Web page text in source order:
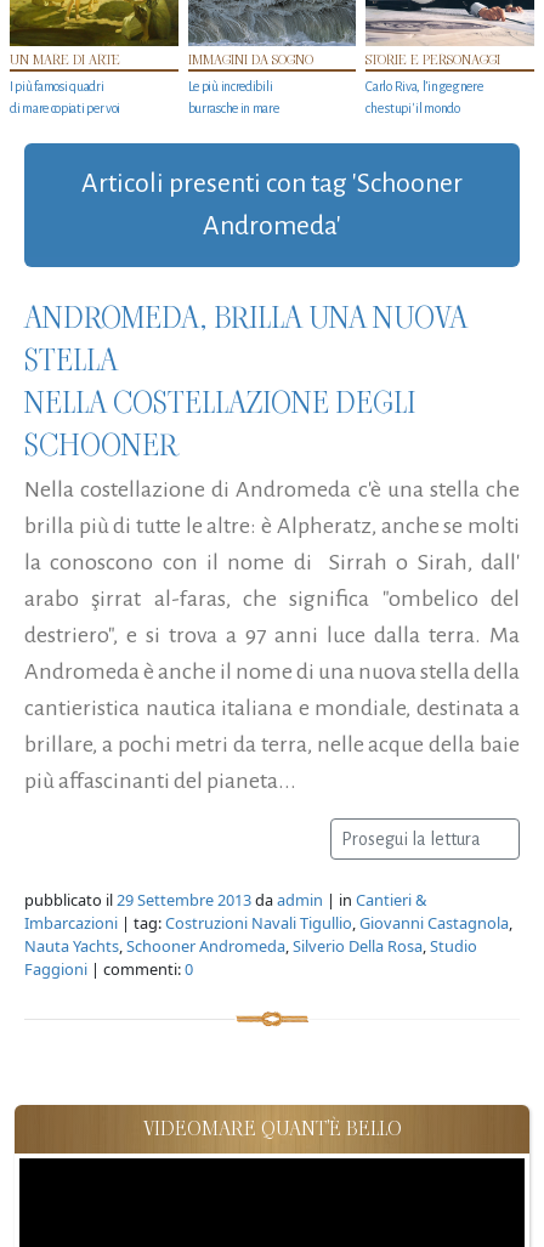
UN MARE DI ARTE
I più famosi quadri
di mare copiati per voi
IMMAGINI DA SOGNO
Le più incredibili
burrasche in mare
STORIE E PERSONAGGI
Carlo Riva, l’ingegnere
che stupi' il mondo
Articoli presenti con tag 'Schooner
Andromeda'
ANDROMEDA, BRILLA UNA NUOVA
STELLA
NELLA COSTELLAZIONE DEGLI
SCHOONER
Nella costellazione di Andromeda c'è una stella che
brilla più di tutte le altre: è Alpheratz, anche se molti
la conoscono con il nome di Sirrah o Sirah, dall'
arabo şirrat al-faras, che significa "ombelico del
destriero", e si trova a 97 anni luce dalla terra. Ma
Andromeda è anche il nome di una nuova stella della
cantieristica nautica italiana e mondiale, destinata a
brillare, a pochi metri da terra, nelle acque della baie
più affascinanti del pianeta...
Prosegui la lettura
pubblicato il29 Settembre 2013daadmin | in Cantieri &
Imbarcazioni | tag:Costruzioni Navali Tigullio,Giovanni Castagnola,
Nauta Yachts,Schooner Andromeda,Silverio Della Rosa,Studio
Faggioni | commenti:0
VIDEOMARE QUANT'È BELLO